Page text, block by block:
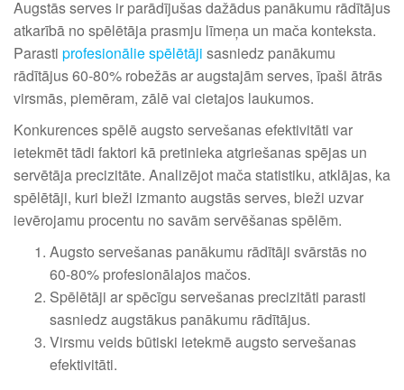
Augstās serves ir parādījušas dažādus panākumu rādītājus
atkarībā no spēlētāja prasmju līmeņa un mača konteksta.
Parasti profesionālie spēlētāji sasniedz panākumu
rādītājus 60-80% robežās ar augstajām serves, īpaši ātrās
virsmās, piemēram, zālē vai cietajos laukumos.
Konkurences spēlē augsto servešanas efektivitāti var
ietekmēt tādi faktori kā pretinieka atgriešanas spējas un
servētāja precizitāte. Analizējot mača statistiku, atklājas, ka
spēlētāji, kuri bieži izmanto augstās serves, bieži uzvar
ievērojamu procentu no savām servēšanas spēlēm.
Augsto servešanas panākumu rādītāji svārstās no
60-80% profesionālajos mačos.
Spēlētāji ar spēcīgu servešanas precizitāti parasti
sasniedz augstākus panākumu rādītājus.
Virsmu veids būtiski ietekmē augsto servešanas
efektivitāti.